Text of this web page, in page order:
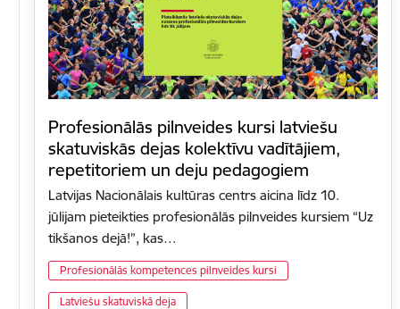
Profesionālās pilnveides kursi latviešu
skatuviskās dejas kolektīvu vadītājiem,
repetitoriem un deju pedagogiem
Latvijas Nacionālais kultūras centrs aicina līdz 10.
jūlijam pieteikties profesionālās pilnveides kursiem “Uz
tikšanos dejā!”, kas…
Profesionālās kompetences pilnveides kursi
Latviešu skatuviskā deja